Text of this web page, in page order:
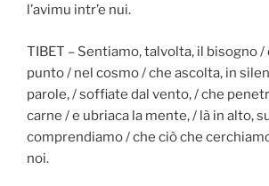
l’avimu intr’e nui.
TIBET – Sentiamo, talvolta, il bisogno /
punto / nel cosmo / che ascolta, in
parole, / soffiate dal vento, / che
carne / e ubriaca la mente, / là in alto,
comprendiamo / che ciò che
noi.